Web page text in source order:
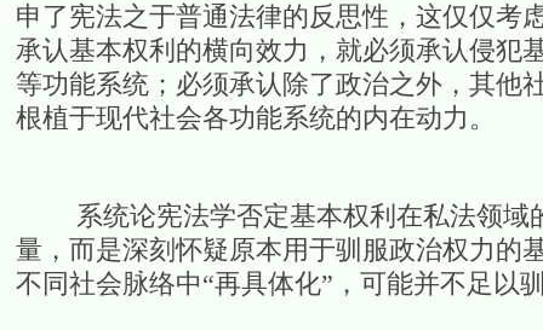
申了宪法之于普通法律的反思性，这仅仅考
承认基本权利的横向效力，就必须承认侵犯
等功能系统；必须承认除了政治之外，其他
根植于现代社会各功能系统的内在动力。
系统论宪法学否定基本权利在私法领域
量，而是深刻怀疑原本用于驯服政治权力的
不同社会脉络中“再具体化”，可能并不足以